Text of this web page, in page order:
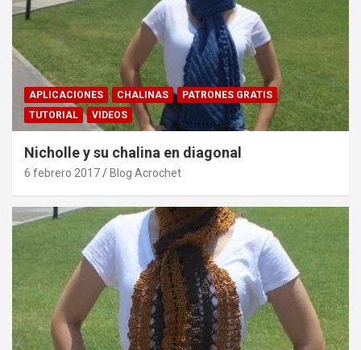
APLICACIONES CHALINAS
PATRONES GRATIS
TUTORIAL
VIDEOS
Nicholle y su chalina en diagonal
6 febrero 2017 Blog Acrochet